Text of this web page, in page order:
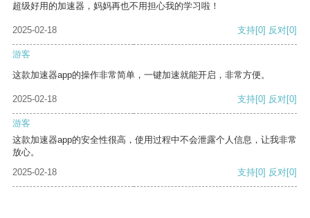
超级好用的加速器，妈妈再也不用担心我的学习啦！
2025-02-18 支持[0] 反对[0]
游客
这款加速器app的操作非常简单，一键加速就能开启，非常方便。
2025-02-18 支持[0] 反对[0]
游客
这款加速器app的安全性很高，使用过程中不会泄露个人信息，让我非常
放心。
2025-02-18
支持[0] 反对[0]